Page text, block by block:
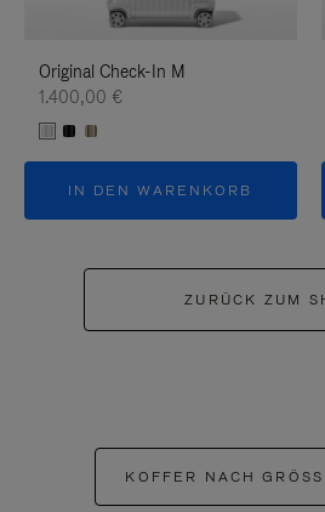
Original Check-In M
1.400,00 €
IN DEN WARENKORB
ZURÜCK ZUM
KOFFER NACH